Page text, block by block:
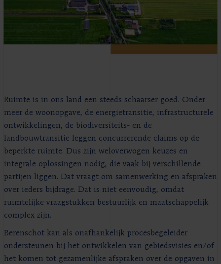
Ruimte is in ons land een steeds schaarser goed. Onder
meer de woonopgave, de energietransitie, infrastructurele
ontwikkelingen, de biodiversiteits- en de
landbouwtransitie leggen concurrerende claims op de
beperkte ruimte. Dus zijn weloverwogen keuzes en
integrale oplossingen nodig, die vaak bij verschillende
partijen liggen. Dat vraagt om samenwerking en afspraken
over ieders bijdrage. Dat is niet eenvoudig, omdat
ruimtelijke vraagstukken bestuurlijk en maatschappelijk
complex zijn.
Berenschot kan als onafhankelijk procesbegeleider
ondersteunen bij het ontwikkelen van gebiedsvisies en/of
het komen tot gezamenlijke afspraken over de opgaven in